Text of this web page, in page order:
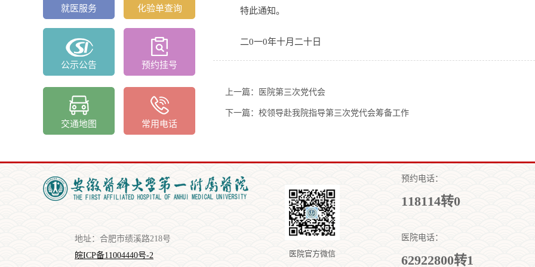
就医服务 化验单查询
公示公告 预约挂号
交通地图 常用电话
特此通知。
二0一0年十月二十日
上一篇：医院第三次党代会
下一篇：校领导赴我院指导第三次党代会筹备工作
地址：合肥市绩溪路218号
皖ICP备11004440号-2
医院官方微信
预约电话：
118114转0
医院电话：
62922800转1